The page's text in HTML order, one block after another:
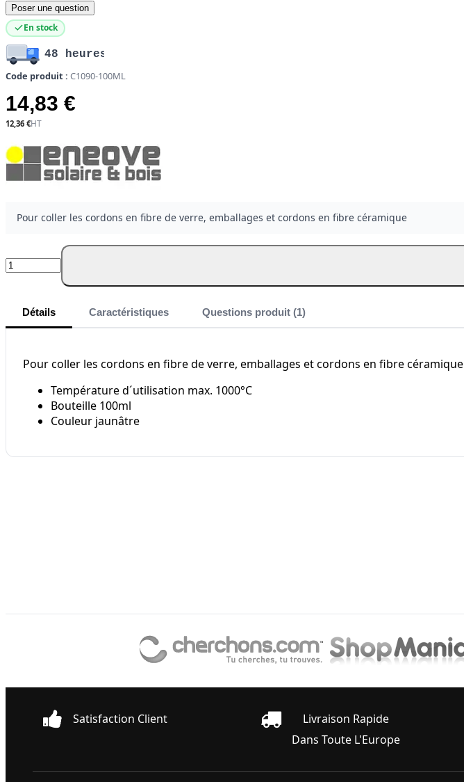
Poser une question
En stock
48 heures
Code produit : C1090-100ML
14,83 €
12,36 €
Pour coller les cordons en fibre de verre, emballages et cordons en fibre céramique
Quantité
Détails Caractéristiques Questions produit (1)
Pour coller les cordons en fibre de verre, emballages et cordons en fibre céramique
Température d´utilisation max. 1000°C
Bouteille 100ml
Couleur jaunâtre
Satisfaction Client
Livraison Rapide
Dans Toute L'Europe